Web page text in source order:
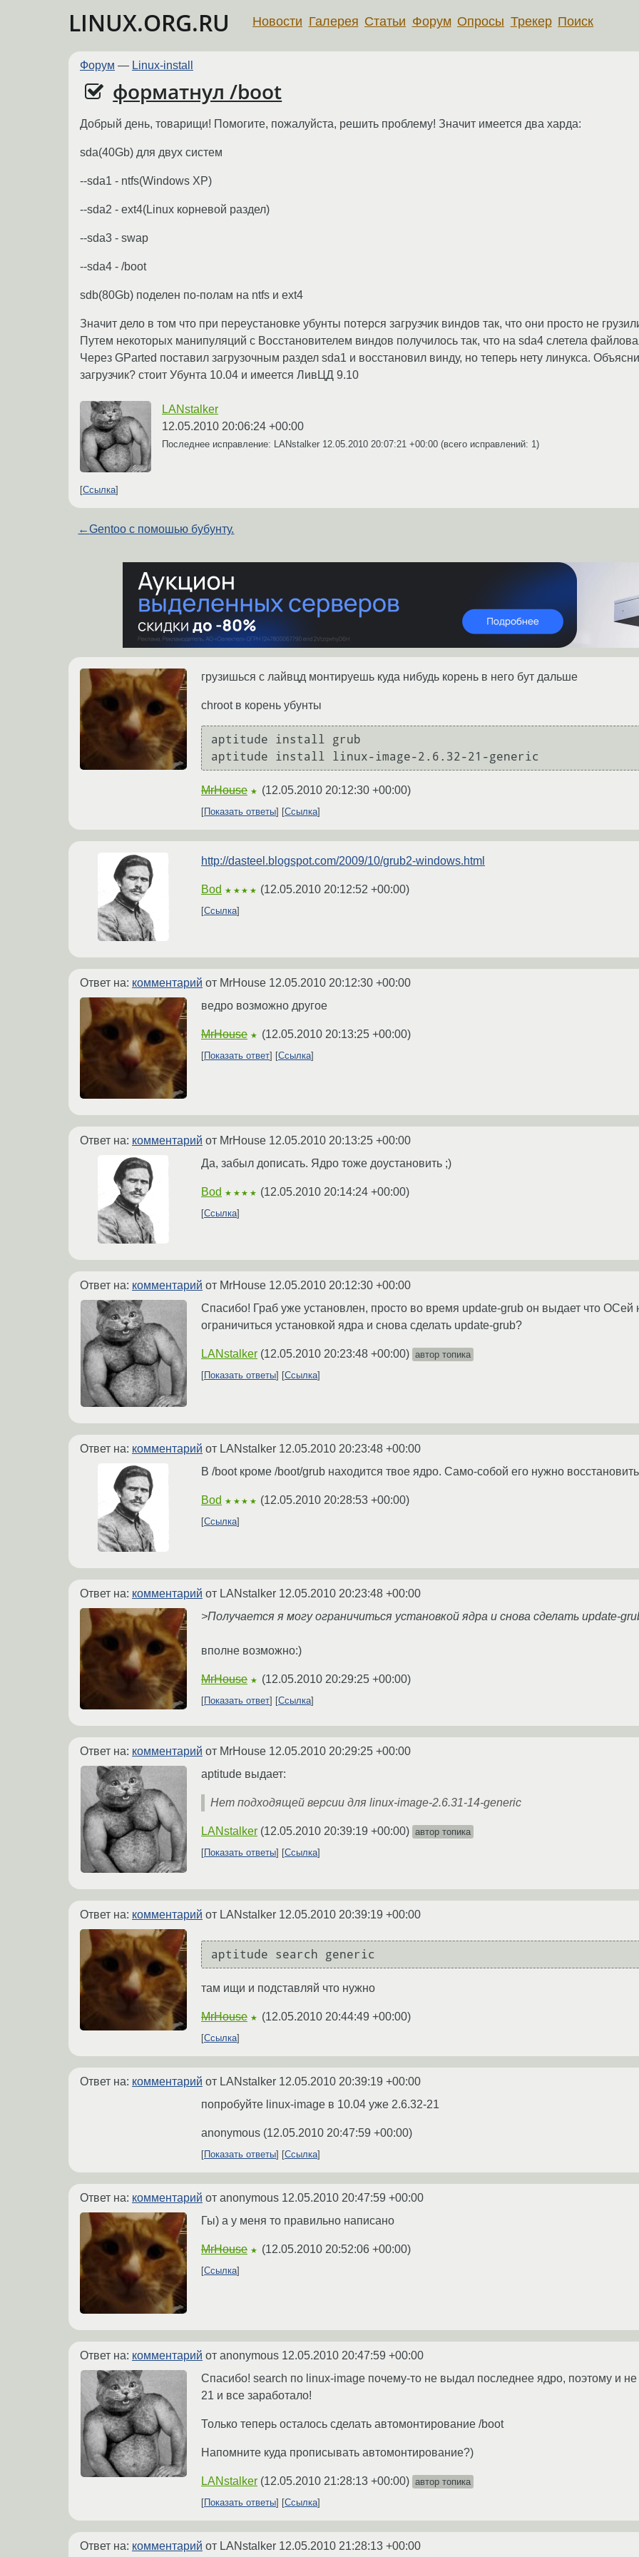
LINUX.ORG.RU Новости Галерея Статьи Форум Опросы Трекер Поиск
Форум — Linux-install
форматнул /boot
Добрый день, товарищи! Помогите, пожалуйста, решить проблему! Значит имеется два харда:
sda(40Gb) для двух систем
--sda1 - ntfs(Windows XP)
--sda2 - ext4(Linux корневой раздел)
--sda3 - swap
--sda4 - /boot
sdb(80Gb) поделен по-полам на ntfs и ext4
Значит дело в том что при переустановке убунты потерся загрузчик виндов так, что они просто не
Путем некоторых манипуляций с Восстановителем виндов получилось так, что на sda4 слетела
Через GParted поставил загрузочным раздел sda1 и восстановил винду, но теперь нету линукса.
загрузчик? стоит Убунта 10.04 и имеется ЛивЦД 9.10
LANstalker
12.05.2010 20:06:24 +00:00
Последнее исправление: LANstalker 12.05.2010 20:07:21 +00:00 (всего исправлений: 1)
Ссылка
←Gentoo с помошью бубунту.
грузишься с лайвцд монтируешь куда нибудь корень в него бут дальше
chroot в корень убунты
aptitude install grub
aptitude install linux-image-2.6.32-21-generic
MrHouse ★ (12.05.2010 20:12:30 +00:00)
Показать ответы Ссылка
http://dasteel.blogspot.com/2009/10/grub2-windows.html
Bod ★★★★ (12.05.2010 20:12:52 +00:00)
Ссылка
Ответ на: комментарий от MrHouse 12.05.2010 20:12:30 +00:00
ведро возможно другое
MrHouse ★ (12.05.2010 20:13:25 +00:00)
Показать ответ Ссылка
Ответ на: комментарий от MrHouse 12.05.2010 20:13:25 +00:00
Да, забыл дописать. Ядро тоже доустановить ;)
Bod ★★★★ (12.05.2010 20:14:24 +00:00)
Ссылка
Ответ на: комментарий от MrHouse 12.05.2010 20:12:30 +00:00
Спасибо! Граб уже установлен, просто во время update-grub он выдает что ОСей
ограничиться установкой ядра и снова сделать update-grub?
LANstalker (12.05.2010 20:23:48 +00:00) автор топика
Показать ответы
Ссылка
Ответ на: комментарий от LANstalker 12.05.2010 20:23:48 +00:00
В /boot кроме /boot/grub находится твое ядро. Само-собой его нужно
Bod ★★★★ (12.05.2010 20:28:53 +00:00)
Ссылка
Ответ на: комментарий от LANstalker 12.05.2010 20:23:48 +00:00
>Получается я могу ограничиться установкой ядра и снова сделать update-
вполне возможно:)
MrHouse ★ (12.05.2010 20:29:25 +00:00)
Показать ответ Ссылка
Ответ на: комментарий от MrHouse 12.05.2010 20:29:25 +00:00
aptitude выдает:
Нет подходящей версии для linux-image-2.6.31-14-generic
LANstalker (12.05.2010 20:39:19 +00:00) автор топика
Показать ответы
Ссылка
Ответ на: комментарий от LANstalker 12.05.2010 20:39:19 +00:00
aptitude search generic
там ищи и подставляй что нужно
MrHouse ★ (12.05.2010 20:44:49 +00:00)
Ссылка
Ответ на: комментарий от LANstalker 12.05.2010 20:39:19 +00:00
попробуйте linux-image в 10.04 уже 2.6.32-21
anonymous (12.05.2010 20:47:59 +00:00)
Показать ответы Ссылка
Ответ на: комментарий от anonymous 12.05.2010 20:47:59 +00:00
Гы) а у меня то правильно написано
MrHouse ★ (12.05.2010 20:52:06 +00:00)
Ссылка
Ответ на: комментарий от anonymous 12.05.2010 20:47:59 +00:00
Спасибо! search по linux-image почему-то не выдал последнее ядро, поэтому и
21 и все заработало!
Только теперь осталось сделать автомонтирование /boot
Напомните куда прописывать автомонтирование?)
LANstalker (12.05.2010 21:28:13 +00:00) автор топика
Показать ответы
Ссылка
Ответ на: комментарий от LANstalker 12.05.2010 21:28:13 +00:00